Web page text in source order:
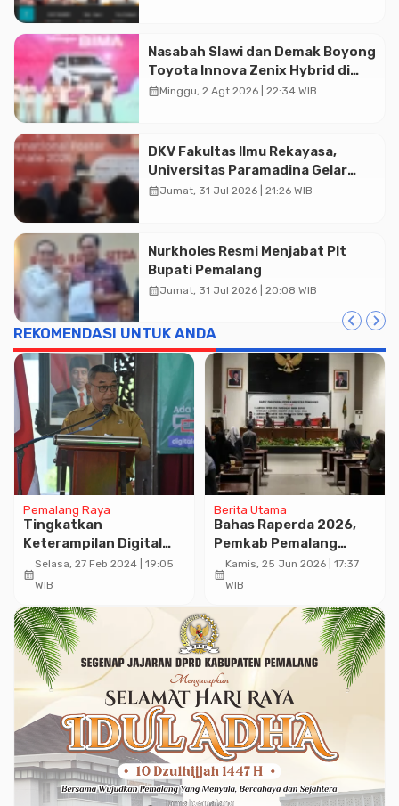
Nasabah Slawi dan Demak Boyong
Toyota Innova Zenix Hybrid di
Undian Tabungan Bima Bank
calendar_monthMinggu, 2 Agt 2026 | 22:34 WIB
DKV Fakultas Ilmu Rekayasa,
Universitas Paramadina Gelar
Diskusi Desain
calendar_monthJumat, 31 Jul 2026 | 21:26 WIB
Nurkholes Resmi Menjabat Plt
Bupati Pemalang
calendar_monthJumat, 31 Jul 2026 | 20:08 WIB
REKOMENDASI UNTUK ANDA
Pemalang Raya
Tingkatkan
Keterampilan Digital
Bagi UMKM, BPSDM
Yogyakarta Menggelar
Scholarship
calendar_month
Selasa, 27 Feb 2024 | 19:05
WIB
Berita Utama
Bahas Raperda 2026,
Pemkab Pemalang
Sampaikan Jawaban
Eksekutif dalam Rapat
calendar_month
Kamis, 25 Jun 2026 | 17:37
WIB